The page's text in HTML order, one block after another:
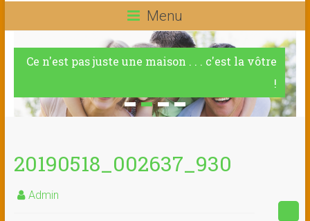
Menu
Ce n'est pas juste une maison . . . c'est la vôtre
!
20190518_002637_930
Admin